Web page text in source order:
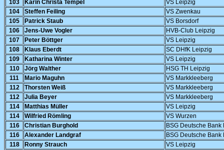
103
Karin Christa Tempel
VS Leipzig
104
Steffen Feiling
VS Zwenkau
105
Patrick Staub
VS Borsdorf
106
Jens-Uwe Vogler
HVB-Club Leipzig
107
Peter Böttger
VS Leipzig
108
Klaus Eberdt
SC DHfK Leipzig
109
Katharina Winter
VS Leipzig
110
Jörg Walther
HSG TH Leipzig
111
Mario Maguhn
VS Markkleeberg
112
Thorsten Weiß
VS Markkleeberg
112
Julia Beyer
VS Markkleeberg
114
Matthias Müller
VS Leipzig
114
Wilfried Römling
VS Wurzen
116
Christian Burghold
BSG Deutsche Bank
116
Alexander Landgraf
BSG Deutsche Bank
118
Ronny Strauch
VS Leipzig